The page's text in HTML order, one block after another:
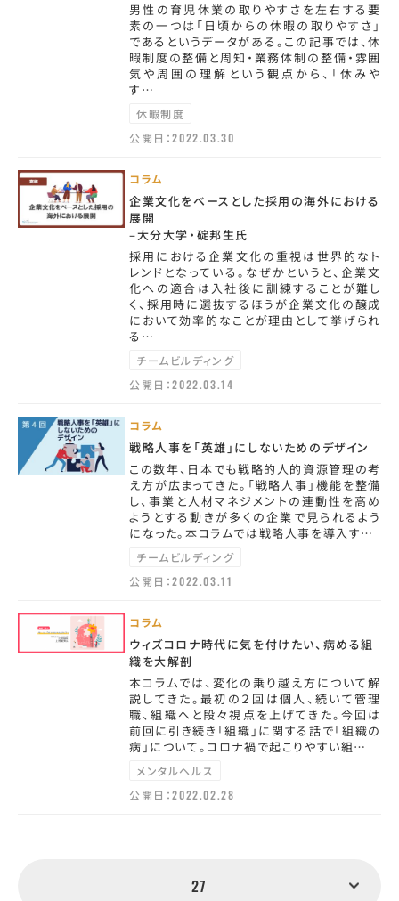
男性の育児休業の取りやすさを左右する要
素の一つは「日頃からの休暇の取りやすさ」
であるというデータがある。この記事では、休
暇制度の整備と周知・業務体制の整備・雰囲
気や周囲の理解という観点から、「休みや
す…
休暇制度
公開日：2022.03.30
コラム
企業文化をベースとした採用の海外における
展開
–大分大学・碇邦生氏
採用における企業文化の重視は世界的なト
レンドとなっている。なぜかというと、企業文
化への適合は入社後に訓練することが難し
く、採用時に選抜するほうが企業文化の醸成
において効率的なことが理由として挙げられ
る…
チームビルディング
公開日：2022.03.14
コラム
戦略人事を「英雄」にしないためのデザイン
この数年、日本でも戦略的人的資源管理の考
え方が広まってきた。「戦略人事」機能を整備
し、事業と人材マネジメントの連動性を高め
ようとする動きが多くの企業で見られるよう
になった。本コラムでは戦略人事を導入す…
チームビルディング
公開日：2022.03.11
コラム
ウィズコロナ時代に気を付けたい、病める組
織を大解剖
本コラムでは、変化の乗り越え方について解
説してきた。最初の２回は個人、続いて管理
職、組織へと段々視点を上げてきた。今回は
前回に引き続き「組織」に関する話で「組織の
病」について。コロナ禍で起こりやすい組…
メンタルヘルス
公開日：2022.02.28
27